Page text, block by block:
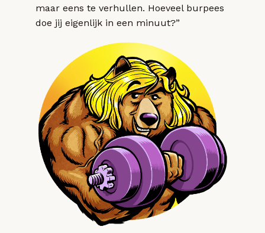
maar eens te verhullen. Hoeveel burpees
doe jij eigenlijk in een minuut?”